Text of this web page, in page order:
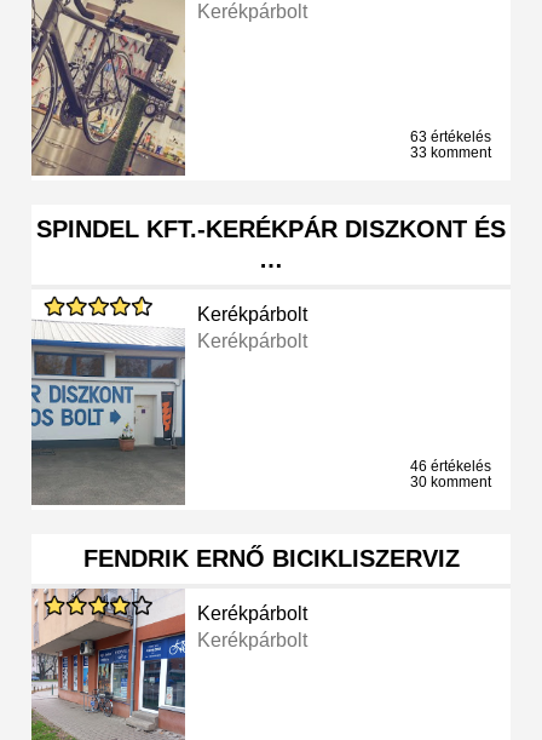
Kerékpárbolt
63 értékelés
33 komment
SPINDEL KFT.-KERÉKPÁR DISZKONT ÉS
…
Kerékpárbolt
Kerékpárbolt
46 értékelés
30 komment
FENDRIK ERNŐ BICIKLISZERVIZ
Kerékpárbolt
Kerékpárbolt